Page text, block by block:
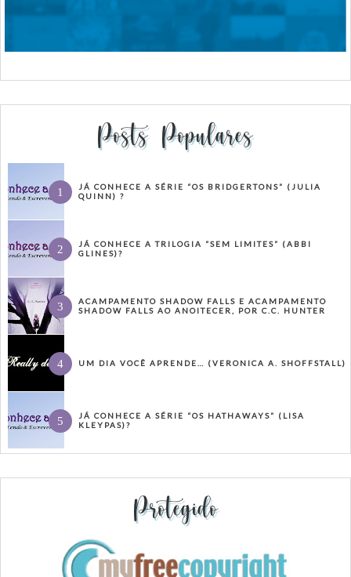
Posts Populares
JÁ CONHECE A SÉRIE “OS BRIDGERTONS” (JULIA
QUINN) ?
JÁ CONHECE A TRILOGIA “SEM LIMITES” (ABBI
GLINES)?
ACAMPAMENTO SHADOW FALLS E ACAMPAMENTO
SHADOW FALLS AO ANOITECER, POR C.C. HUNTER
UM DIA VOCÊ APRENDE… (VERONICA A. SHOFFSTALL)
JÁ CONHECE A SÉRIE “OS HATHAWAYS” (LISA
KLEYPAS)?
Protegido